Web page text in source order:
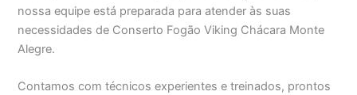
nossa equipe está preparada para atender às suas
necessidades de Conserto Fogão Viking Chácara Monte
Alegre.
Contamos com técnicos experientes e treinados, prontos